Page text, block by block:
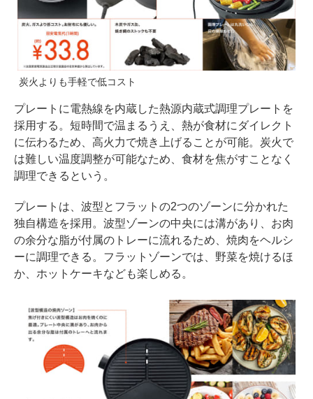
炭火よりも手軽で低コスト
プレートに電熱線を内蔵した熱源内蔵式調理プレートを
採用する。短時間で温まるうえ、熱が食材にダイレクト
に伝わるため、高火力で焼き上げることが可能。炭火で
は難しい温度調整が可能なため、食材を焦がすことなく
調理できるという。
プレートは、波型とフラットの2つのゾーンに分かれた
独自構造を採用。波型ゾーンの中央には溝があり、お肉
の余分な脂が付属のトレーに流れるため、焼肉をヘルシ
ーに調理できる。フラットゾーンでは、野菜を焼けるほ
か、ホットケーキなども楽しめる。